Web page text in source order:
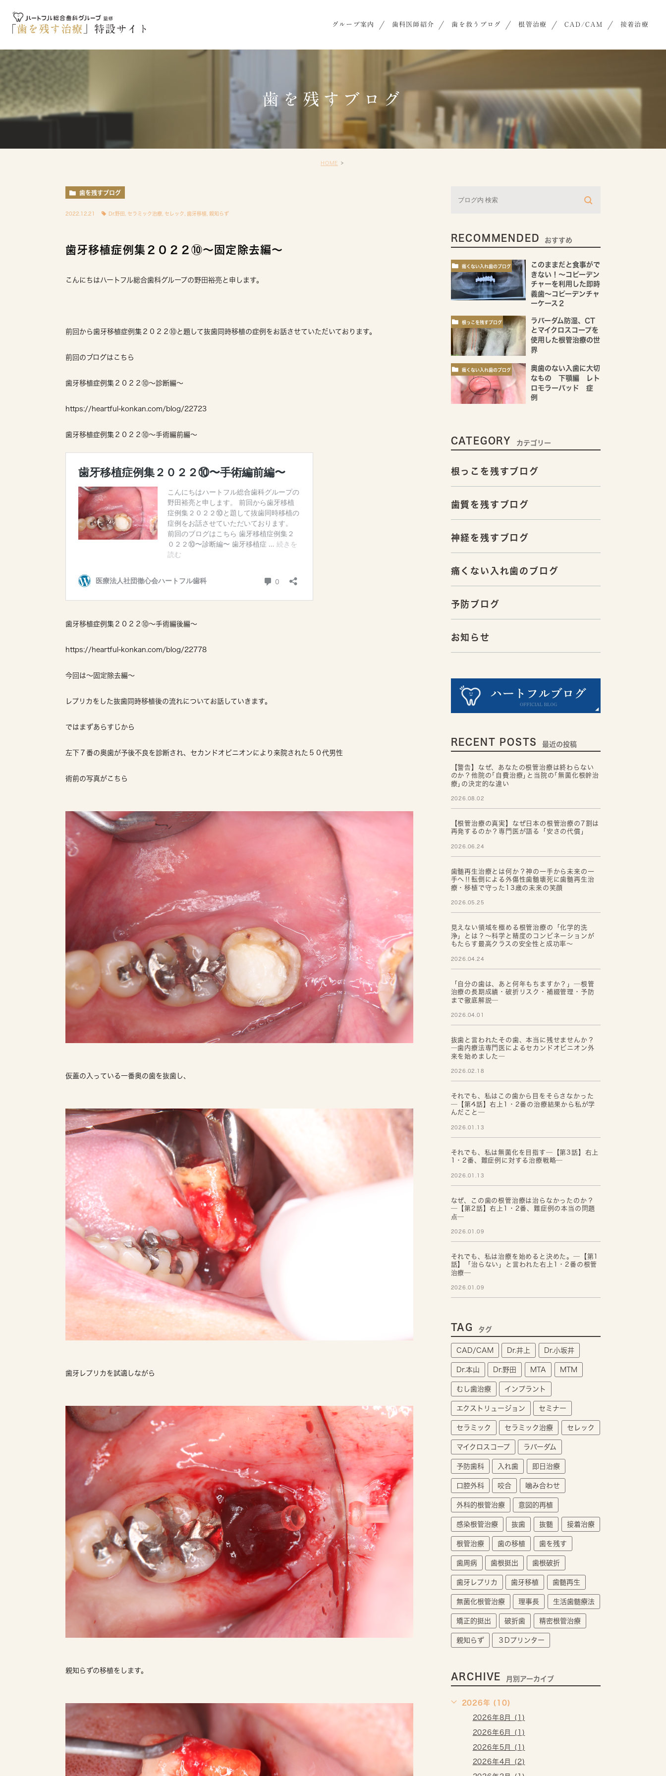
グループ案内 歯科医師紹介 歯を救うブログ 根管治療 CAD/CAM 接着治療
歯を残すブログ
HOME
歯を残すブログ
2022.12.21 Dr.野田 セラミック治療 セレック 歯牙移植 親知らず
歯牙移植症例集２０２２⑩〜固定除去編〜
こんにちはハートフル総合歯科グループの野田裕亮と申します。
前回から歯牙移植症例集２０２２⑩と題して抜歯同時移植の症例をお話させていただいております。
前回のブログはこちら
歯牙移植症例集２０２２⑩〜診断編〜
https://heartful-konkan.com/blog/22723
歯牙移植症例集２０２２⑩〜手術編前編〜
歯牙移植症例集２０２２⑩〜手術編後編〜
https://heartful-konkan.com/blog/22778
今回は〜固定除去編〜
レプリカをした抜歯同時移植後の流れについてお話していきます。
ではまずあらすじから
左下７番の奥歯が予後不良を診断され、セカンドオピニオンにより来院された５０代男性
術前の写真がこちら
仮蓋の入っている一番奥の歯を抜歯し、
歯牙レプリカを試適しながら
親知らずの移植をします。
RECOMMENDED おすすめ
痛くない入れ歯のブログ
このままだと食事がで
きない！～コピーデン
チャーを利用した即時
義歯～コピーデンチャ
ーケース２
根っこを残すブログ
ラバーダム防湿、CT
とマイクロスコープを
使用した根管治療の世
界
痛くない入れ歯のブログ
奥歯のない入歯に大切
なもの 下顎編 レト
ロモラーパッド 症
例
CATEGORY カテゴリー
根っこを残すブログ
歯質を残すブログ
神経を残すブログ
痛くない入れ歯のブログ
予防ブログ
お知らせ
RECENT POSTS 最近の投稿
【警告】なぜ、あなたの根管治療は終わらない
のか？他院の｢自費治療｣と当院の｢無菌化根幹治
療｣の決定的な違い
2026.08.02
【根管治療の真実】なぜ日本の根管治療の7割は
再発するのか？専門医が語る「安さの代償」
2026.06.24
歯髄再生治療とは何か？神の一手から未来の一
手へ‼転倒による外傷性歯髄壊死に歯髄再生治
療・移植で守った13歳の未来の笑顔
2026.05.25
見えない領域を極める根管治療の「化学的洗
浄」とは？～科学と精度のコンビネーションが
もたらす最高クラスの安全性と成功率～
2026.04.24
「自分の歯は、あと何年もちますか？」─根管
治療の長期成績・破折リスク・補綴管理・予防
まで徹底解説─
2026.04.01
抜歯と言われたその歯、本当に残せませんか？
―歯内療法専門医によるセカンドオピニオン外
来を始めました―
2026.02.18
それでも、私はこの歯から目をそらさなかった
─【第4話】右上1・2番の治療結果から私が学
んだこと─
2026.01.13
それでも、私は無菌化を目指す─【第3話】右上
1・2番、難症例に対する治療戦略─
2026.01.13
なぜ、この歯の根管治療は治らなかったのか？
─【第2話】右上1・2番、難症例の本当の問題
点─
2026.01.09
それでも、私は治療を始めると決めた。─【第1
話】「治らない」と言われた右上1・2番の根管
治療─
2026.01.09
TAG タグ
CAD/CAM Dr.井上 Dr.小坂井
Dr.本山 Dr.野田 MTA MTM
むし歯治療 インプラント
エクストリュージョン セミナー
セラミック セラミック治療 セレック
マイクロスコープ ラバーダム
予防歯科 入れ歯 即日治療
口腔外科 咬合 噛み合わせ
外科的根管治療 意図的再植
感染根管治療 抜歯 抜髄 接着治療
根管治療 歯の移植 歯を残す
歯周病 歯根挺出 歯根破折
歯牙レプリカ 歯牙移植 歯髄再生
無菌化根管治療 理事長 生活歯髄療法
矯正的挺出 破折歯 精密根管治療
親知らず ３Dプリンター
ARCHIVE 月別アーカイブ
2026年 (10)
2026年8月 (1)
2026年6月 (1)
2026年5月 (1)
2026年4月 (2)